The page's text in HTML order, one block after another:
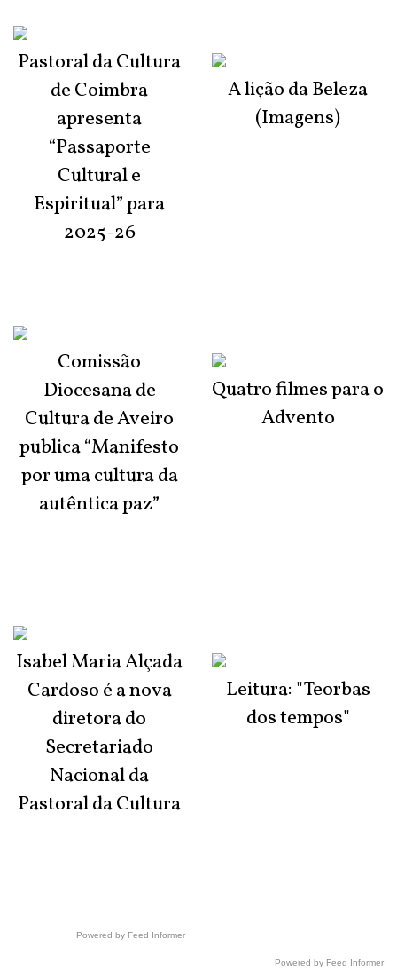
Pastoral da Cultura
de Coimbra
apresenta
“Passaporte
Cultural e
Espiritual” para
2025-26
Comissão
Diocesana de
Cultura de Aveiro
publica “Manifesto
por uma cultura da
autêntica paz”
Isabel Maria Alçada
Cardoso é a nova
diretora do
Secretariado
Nacional da
Pastoral da Cultura
Powered by Feed Informer
A lição da Beleza
(Imagens)
Quatro filmes para o
Advento
Leitura: "Teorbas
dos tempos"
Powered by Feed Informer